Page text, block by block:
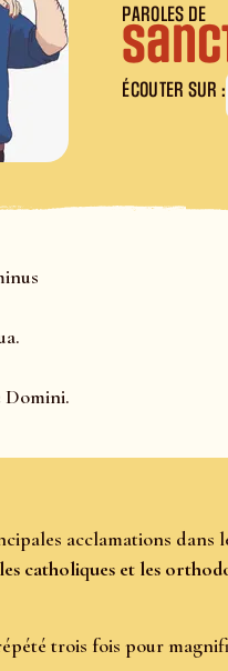
PAROLES DE
ÉCOUTER SUR :
Domini.
acclamations dans
les catholiques et les
trois fois pour